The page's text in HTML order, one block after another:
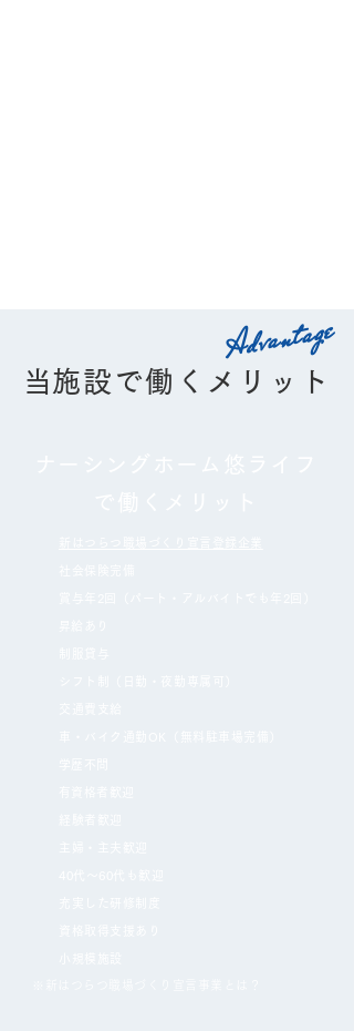
Advantage
​当施設で働くメリット